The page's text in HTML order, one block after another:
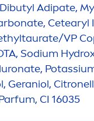
Adipate,
VP
Sodium Hydro
ate,
Geraniol,
CI 16035